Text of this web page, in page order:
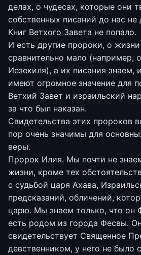
делах, о чудесах, которые они
собственных писаний до нас
Книг Ветхого Завета не попало.
И есть другие пророки, о
сравнительно мало (например,
Иезекиля), а их писания знаем,
имеют огромное значение для
Ветхий Завет и израильский
за что был наказан.
Свидетельства этих пророков
пор очень значимы для
веры.
Пророк Илия. Мы почти не
жизни, кроме тех
с судьбой царя Ахава,
предсказаний, обличений,
царю. Мы знаем только, что он
есть родом из города Фесвы.
свидетельствует Священное
девственником, у него не было